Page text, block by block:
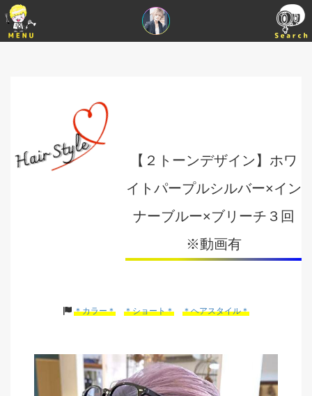
【２トーンデザイン】ホワ
イトパープルシルバー×イン
ナーブルー×ブリーチ３回
※動画有
＊カラー＊ ＊ショート＊ ＊ヘアスタイル＊